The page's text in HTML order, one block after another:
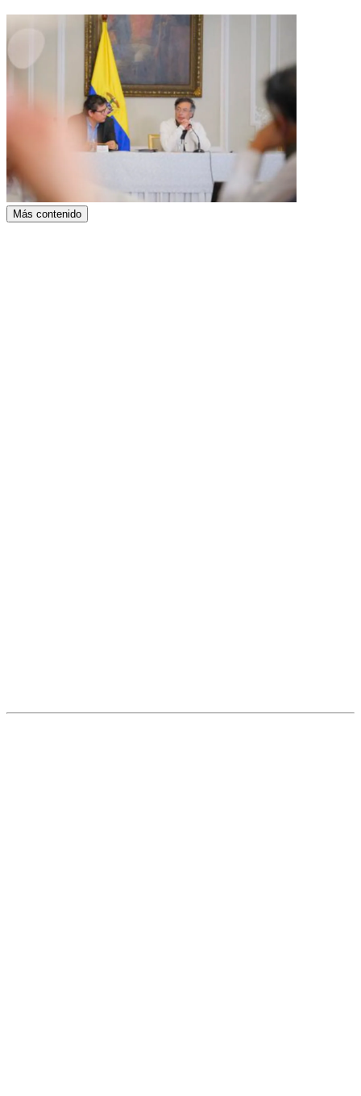
Más contenido